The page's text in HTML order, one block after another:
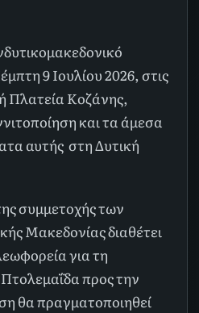
9 Ιουλίου 2026, στις
Πλατεία Κοζάνης,
και τα άμεσα
αυτής στη Δυτική
συμμετοχής των
Μακεδονίας διαθέτει
για τη
προς την
θα πραγματοποιηθεί